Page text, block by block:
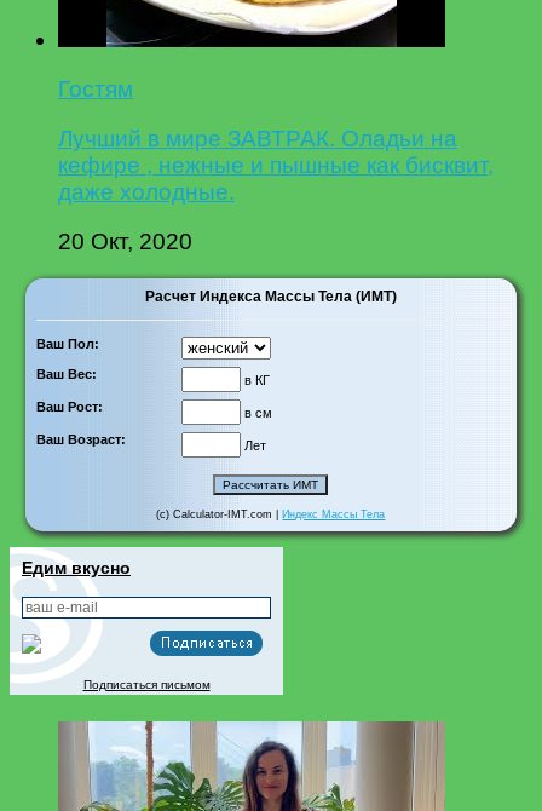
Гостям
Лучший в мире ЗАВТРАК. Оладьи на
кефире , нежные и пышные как бисквит,
даже холодные.
20 Окт, 2020
Расчет Индекса Массы Тела (ИМТ)
Ваш Пол:
Ваш Вес:
в КГ
Ваш Рост:
в см
Ваш Возраст:
Лет
(c) Calculator-IMT.com | Индекс Массы Тела
Едим вкусно
Подписаться письмом